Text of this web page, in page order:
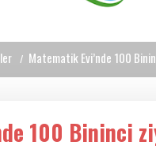
Matematik Evi’nde 100
100 Bininci